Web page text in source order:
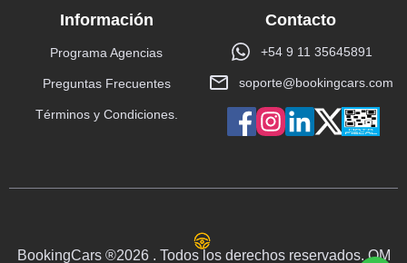
Información
Programa Agencias
Preguntas Frecuentes
Términos y Condiciones.
Contacto
+54 9 11 35645891
soporte@bookingcars.com
BookingCars ®2026 . Todos los derechos reservados. OM